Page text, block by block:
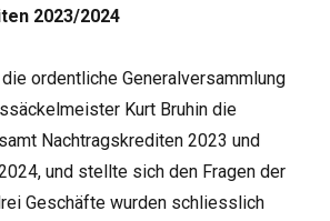
2023/2024
ordentliche Generalversammlung
Kurt Bruhin die
Nachtragskrediten 2023 und
und stellte sich den Fragen der
Geschäfte wurden schliesslich